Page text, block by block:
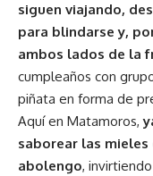
siguen viajando,
para blindarse y,
ambos lados de la
cumpleaños con
piñata en forma de
Aquí en Matamoros,
saborear las
abolengo,